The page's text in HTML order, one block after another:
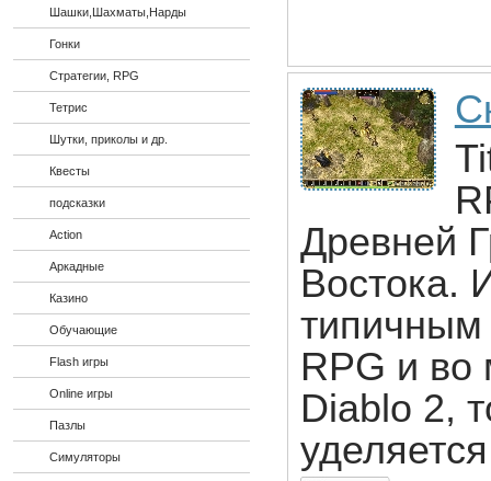
Шашки,Шахматы,Нарды
Гонки
Стратегии, RPG
Тетрис
Шутки, приколы и др.
Квесты
подсказки
Action
Аркадные
Казино
Обучающие
Flash игры
Online игры
Пазлы
Симуляторы
Древней
Востока.
типичным
RPG и во
Diablo 2,